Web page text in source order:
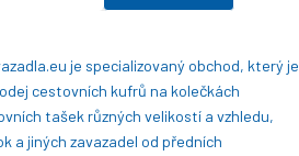
je specializovaný obchod, který je
cestovních kufrů na kolečkách
tašek různých velikostí a vzhledu,
a jiných zavazadel od předních